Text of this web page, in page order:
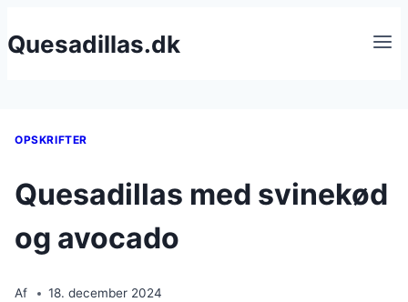
til
Quesadillas.dk
OPSKRIFTER
Quesadillas med svinekød
og avocado
Af 18. december 2024